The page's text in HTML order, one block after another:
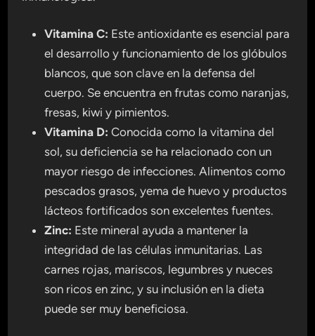
Vitamina C: Este antioxidante es esencial para
el desarrollo y funcionamiento de los glóbulos
blancos, que son clave en la defensa del
cuerpo. Se encuentra en frutas como naranjas,
fresas, kiwi y pimientos.
Vitamina D: Conocida como la vitamina del
sol, su deficiencia se ha relacionado con un
mayor riesgo de infecciones. Alimentos como
pescados grasos, yema de huevo y productos
lácteos fortificados son excelentes fuentes.
Zinc: Este mineral ayuda a mantener la
integridad de las células inmunitarias. Las
carnes rojas, mariscos, legumbres y nueces
son ricos en zinc, y su inclusión en la dieta
puede ser muy beneficiosa.